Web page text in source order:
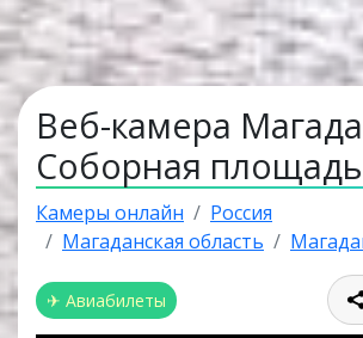
Веб-камера
Соборная площадь
Камеры онлайн
Россия
Магаданская область
✈ Авиабилеты